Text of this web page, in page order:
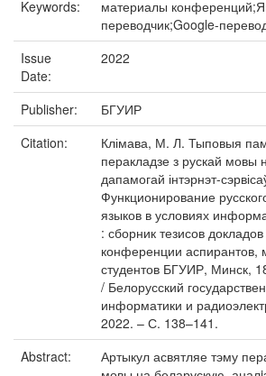
Keywords:
материалы
переводчик;Google-
Issue
Date:
2022
Publisher:
БГУИР
Citation:
Клімава, М. Л. Тыповыя
перакладзе з рускай мовы
дапамогай інтэрнэт-
Функционирование
языков в условиях
: сборник тезисов
конференции аспирантов,
студентов БГУИР, Минск,
/ Белорусский
информатики и
2022. – С. 138–141.
Abstract:
Артыкул асвятляе тэму